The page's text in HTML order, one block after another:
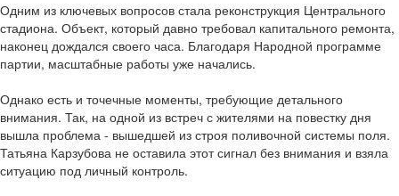
Одним из ключевых вопросов стала реконструкция Центрального
стадиона. Объект, который давно требовал капитального ремонта,
наконец дождался своего часа. Благодаря Народной программе
партии, масштабные работы уже начались.
Однако есть и точечные моменты, требующие детального
внимания. Так, на одной из встреч с жителями на повестку дня
вышла проблема - вышедшей из строя поливочной системы поля.
Татьяна Карзубова не оставила этот сигнал без внимания и взяла
ситуацию под личный контроль.